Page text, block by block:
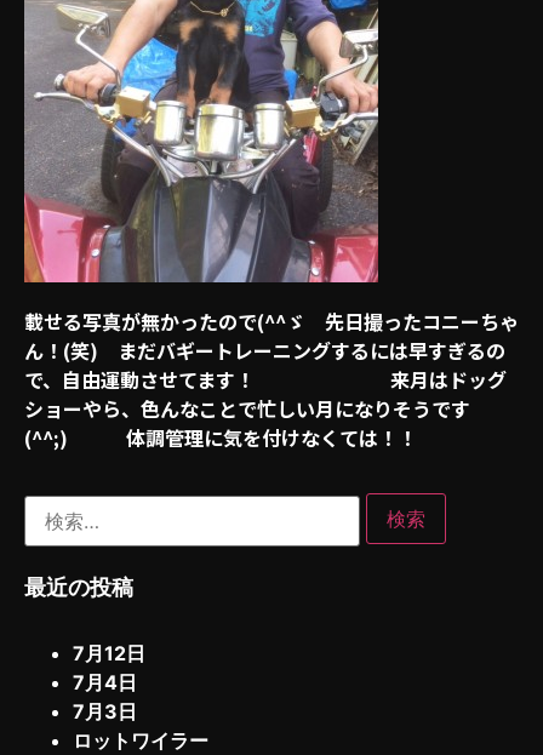
載せる写真が無かったので(^^ゞ 先日撮ったコニーちゃ
ん！(笑) まだバギートレーニングするには早すぎるの
で、自由運動させてます！ 来月はドッグ
ショーやら、色んなことで忙しい月になりそうです
(^^;) 体調管理に気を付けなくては！！
最近の投稿
7月12日
7月4日
7月3日
ロットワイラー